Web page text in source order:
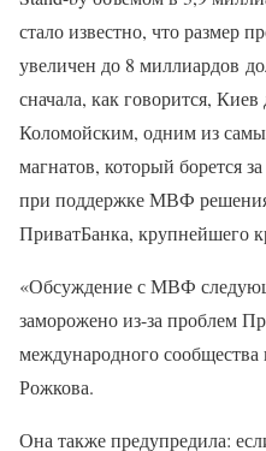
стало известно, что размер
увеличен до 8 миллиардов
сначала, как говорится,
Коломойским, одним из
магнатов, который борется
при поддержке МВФ
ПриватБанка, крупнейшего
«Обсуждение с МВФ
заморожено из-за проблем
международного
Рожкова.
Она также предупредила: